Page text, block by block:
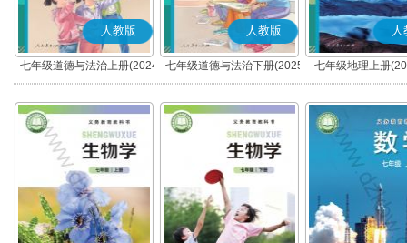
人教版
七年级道德与法治上册(2024
秋版)(部编版)
人教版
七年级道德与法治下册(2025
春版)(部编版)
人
七年级地理上册